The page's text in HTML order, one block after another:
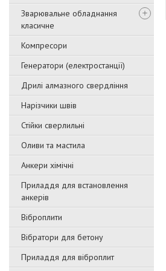
Зварювальне обладнання
класичне
Компресори
Генератори (електростанції)
Дрилі алмазного свердління
Нарізчики швів
Стійки сверлильні
Оливи та мастила
Анкери хімічні
Приладдя для встановлення
анкерів
Віброплити
Вібратори для бетону
Приладдя для віброплит